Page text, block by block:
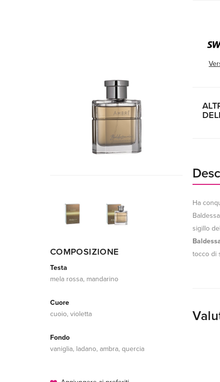
COMPOSIZIONE
Testa
mela rossa, mandarino
Cuore
cuoio, violetta
Fondo
vaniglia, ladano, ambra, quercia
Ha
sigillo
tocco di